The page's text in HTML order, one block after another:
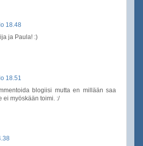
18.48
ja Paula! :)
18.51
blogiisi mutta en millään saa
ei myöskään toimi. :/